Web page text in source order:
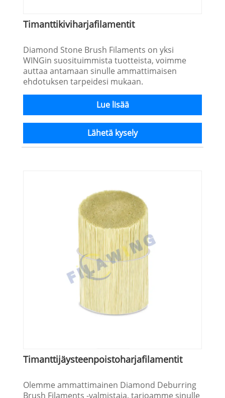
Timanttikiviharjafilamentit
Diamond Stone Brush Filaments on yksi
WINGin suosituimmista tuotteista, voimme
auttaa antamaan sinulle ammattimaisen
ehdotuksen tarpeidesi mukaan.
Lue lisää
Lähetä kysely
Timanttijäysteenpoistoharjafilamentit
Olemme ammattimainen Diamond Deburring
Brush Filaments -valmistaja, tarjoamme sinulle